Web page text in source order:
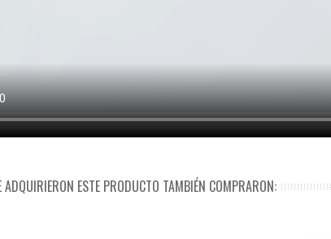
ADQUIRIERON ESTE PRODUCTO TAMBIÉN COMPRARON: